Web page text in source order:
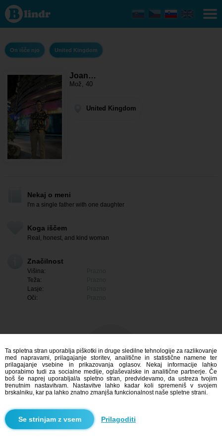
Joan
Franklin
- On išče
njo
Kingdom
On išče njo United Kingdom
Joan…
Mož, 40
United Kingdom
Nekaj o meni
I'm a single father with one daughter
Koga iščem
Real, honest, and kind woman
Značilnost
Višina:
Teža:
Lasje:
Oči:
Me zanima
Iskanje
Ta spletna stran uporablja piškotki in druge sledilne tehnologije za razlikovanje
med napravami, prilagajanje storitev, analitične in statistične namene ter
prilagajanje vsebine in prikazovanja oglasov. Nekaj informacije lahko
uporabimo tudi za socialne medije, oglaševalske in analitične partnerje. Če
boš še naprej uporabljal/a spletno stran, predvidevamo, da ustreza tvojim
trenutnim nastavitvam. Nastavitve lahko kadar koli spremeniš v svojem
brskalniku, kar pa lahko znatno zmanjša funkcionalnost naše spletne strani.
Prilagoditi